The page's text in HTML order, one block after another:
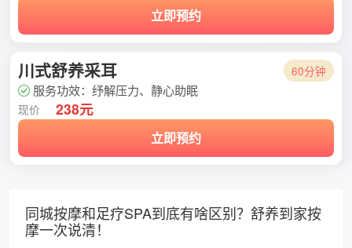
立即预约
川式舒养采耳 60分钟
服务功效：纾解压力、静心助眠
现价 238元
立即预约
同城按摩和足疗SPA到底有啥区别？舒养到家按
摩一次说清！